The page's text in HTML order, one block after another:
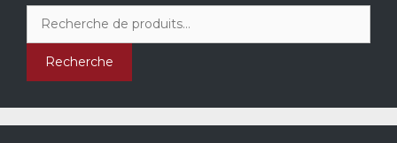
pour :
Recherche